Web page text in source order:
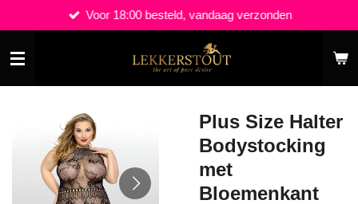
direct
naar
de
hoofdinhoud
Voor 18:00 besteld, vandaag verzonden
Plus Size Halter
Bodystocking
met
Bloemenkant